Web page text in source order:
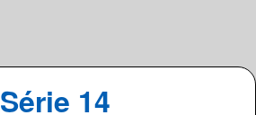
Série 14